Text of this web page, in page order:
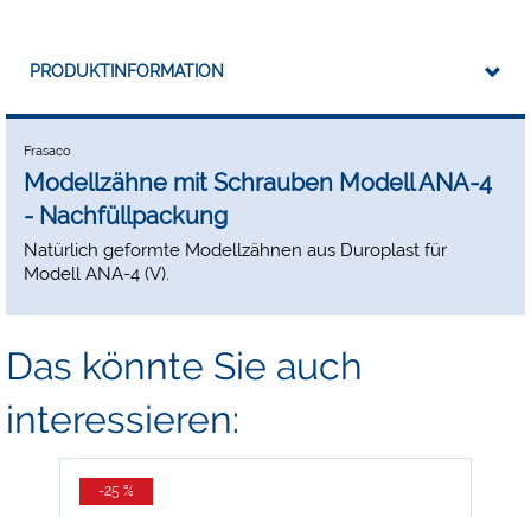
PRODUKTINFORMATION
Frasaco
Modellzähne mit Schrauben Modell ANA-4
- Nachfüllpackung
Natürlich geformte Modellzähnen aus Duroplast für
Modell ANA-4 (V).
Das könnte Sie auch
interessieren:
-25 %